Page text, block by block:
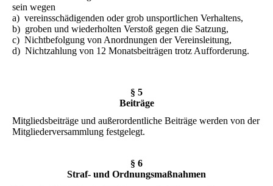
sein wegen
a) vereinsschädigenden oder grob unsportlichen Verhaltens,
b) groben und wiederholten Verstoß gegen die Satzung,
c) Nichtbefolgung von Anordnungen der Vereinsleitung,
d) Nichtzahlung von 12 Monatsbeiträgen trotz Aufforderung.
§ 5
Beiträge
Mitgliedsbeiträge und außerordentliche Beiträge werden von der
Mitgliederversammlung festgelegt.
§ 6
Straf- und Ordnungsmaßnahmen